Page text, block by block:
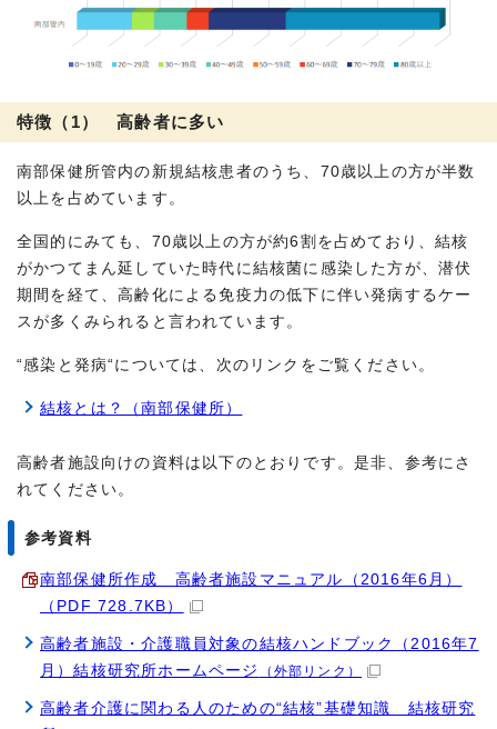
特徴（1） 高齢者に多い
南部保健所管内の新規結核患者のうち、70歳以上の方が半数
以上を占めています。
全国的にみても、70歳以上の方が約6割を占めており、結核
がかつてまん延していた時代に結核菌に感染した方が、潜伏
期間を経て、高齢化による免疫力の低下に伴い発病するケー
スが多くみられると言われています。
“感染と発病“については、次のリンクをご覧ください。
結核とは？（南部保健所）
高齢者施設向けの資料は以下のとおりです。是非、参考にさ
れてください。
参考資料
南部保健所作成 高齢者施設マニュアル（2016年6月）
（PDF 728.7KB）
高齢者施設・介護職員対象の結核ハンドブック（2016年7
月）結核研究所ホームページ
（外部リンク）
高齢者介護に関わる人のための“結核”基礎知識 結核研究